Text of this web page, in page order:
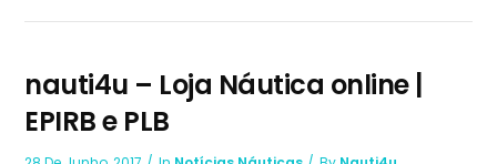
nauti4u – Loja Náutica online |
EPIRB e PLB